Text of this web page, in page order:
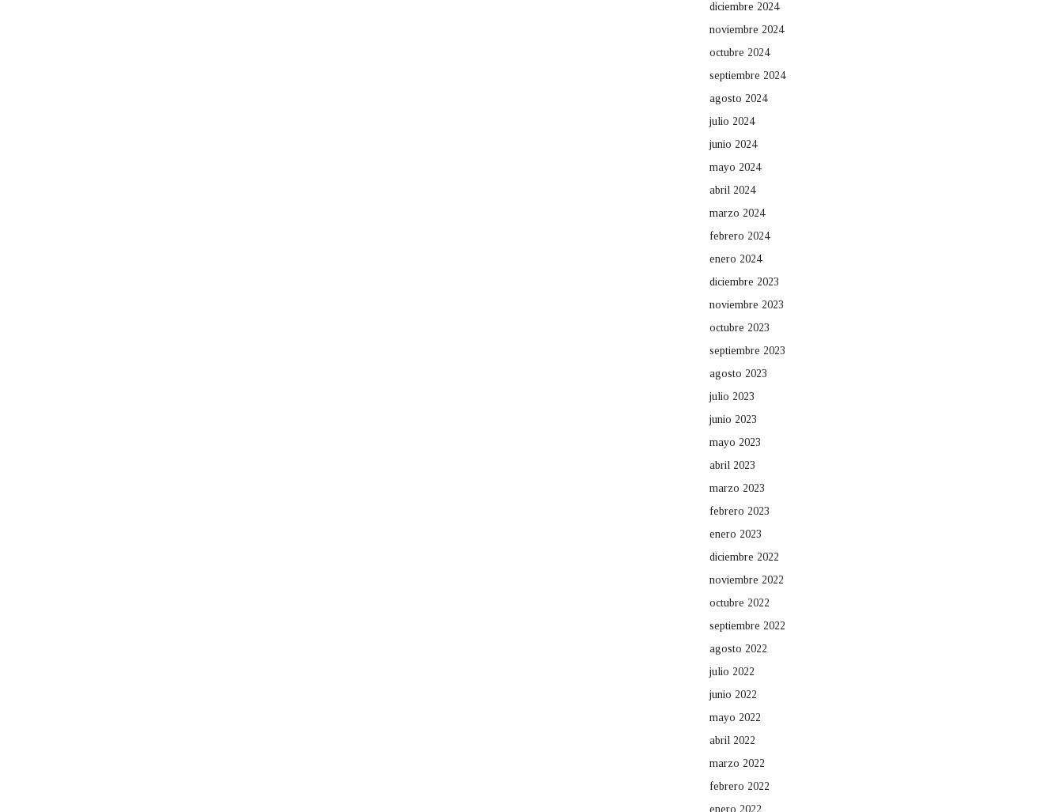
diciembre 2024
noviembre 2024
octubre 2024
septiembre 2024
agosto 2024
julio 2024
junio 2024
mayo 2024
abril 2024
marzo 2024
febrero 2024
enero 2024
diciembre 2023
noviembre 2023
octubre 2023
septiembre 2023
agosto 2023
julio 2023
junio 2023
mayo 2023
abril 2023
marzo 2023
febrero 2023
enero 2023
diciembre 2022
noviembre 2022
octubre 2022
septiembre 2022
agosto 2022
julio 2022
junio 2022
mayo 2022
abril 2022
marzo 2022
febrero 2022
enero 2022